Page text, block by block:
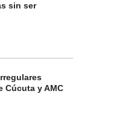
sin ser
Cúcuta y AMC